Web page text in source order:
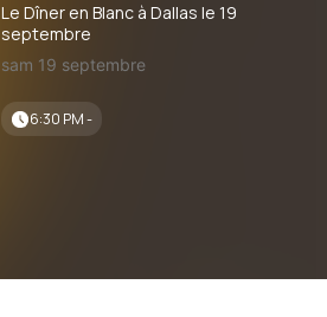
Le Dîner en Blanc à Dallas le 19
septembre
sam 19 septembre
6:30 PM -